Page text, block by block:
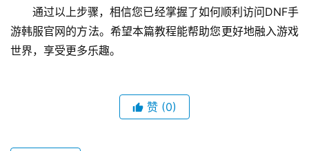
通过以上步骤，相信您已经掌握了如何顺利访问DNF手
游韩服官网的方法。希望本篇教程能帮助您更好地融入游戏
世界，享受更多乐趣。
赞 (0)